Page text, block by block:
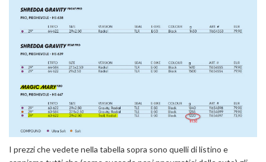
I prezzi che vedete nella tabella sopra sono quelli di listino e